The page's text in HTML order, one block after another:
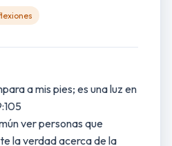
a mis pies; es una luz en
ver personas que
la verdad acerca de la